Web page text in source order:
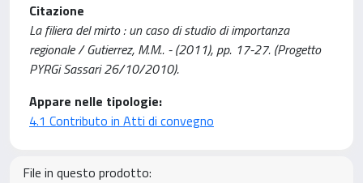
Citazione
La filiera del mirto : un caso di studio di importanza
regionale / Gutierrez, M.M.. - (2011), pp. 17-27. (Progetto
PYRGi Sassari 26/10/2010).
Appare nelle tipologie:
4.1 Contributo in Atti di convegno
File in questo prodotto: